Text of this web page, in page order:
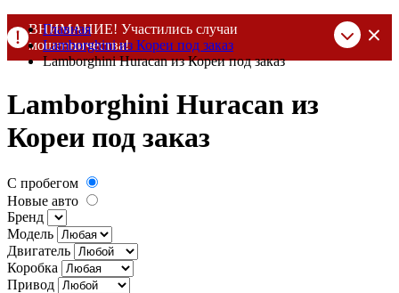
ВНИМАНИЕ! Участились случаи
мошенничества!
Компания DSS Group принимает оплату за свои услуги только
При любых подозрениях, свяжитесь с нами по официальным
контактам, указанным в соц сетях и на сайте
Главная
Lamborghini из Кореи под заказ
Lamborghini Huracan из Кореи под заказ
Lamborghini Huracan из
Кореи под заказ
С пробегом
Новые авто
Бренд
Модель
Двигатель
Коробка
Привод